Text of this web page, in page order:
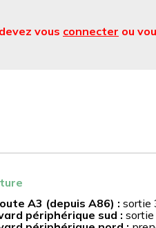
vous connecter ou
A3 (depuis A86) : sortie
périphérique sud : sortie